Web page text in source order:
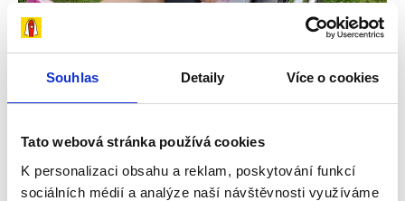
Souhlas Detaily Více o cookies
Tato webová stránka používá cookies
K personalizaci obsahu a reklam, poskytování funkcí
sociálních médií a analýze naší návštěvnosti využíváme
29. 7. 2026